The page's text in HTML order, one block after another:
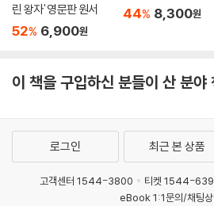
린 왕자' 영문판 원서
52% 6,900원
44% 8,300원
이 책을 구입하신 분들이 산 분야
로그인 최근 본 상품
고객센터 1544-3800 티켓 1544-
eBook 1:1문의/채팅